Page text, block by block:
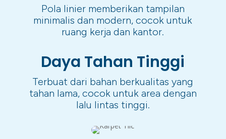
Pola linier memberikan tampilan
minimalis dan modern, cocok untuk
ruang kerja dan kantor.
Daya Tahan Tinggi
Terbuat dari bahan berkualitas yang
tahan lama, cocok untuk area dengan
lalu lintas tinggi.